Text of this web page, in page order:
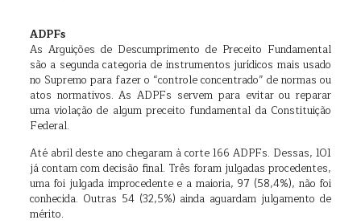
ADPFs
As Arguições de Descumprimento de Preceito Fundamental
são a segunda categoria de instrumentos jurídicos mais usado
no Supremo para fazer o “controle concentrado” de normas ou
atos normativos. As ADPFs servem para evitar ou reparar
uma violação de algum preceito fundamental da Constituição
Federal.
Até abril deste ano chegaram à corte 166 ADPFs. Dessas, 101
já contam com decisão final. Três foram julgadas procedentes,
uma foi julgada improcedente e a maioria, 97 (58,4%), não foi
conhecida. Outras 54 (32,5%) ainda aguardam julgamento de
mérito.